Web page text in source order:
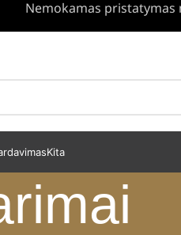
Nemokamas pristatymas
Kita